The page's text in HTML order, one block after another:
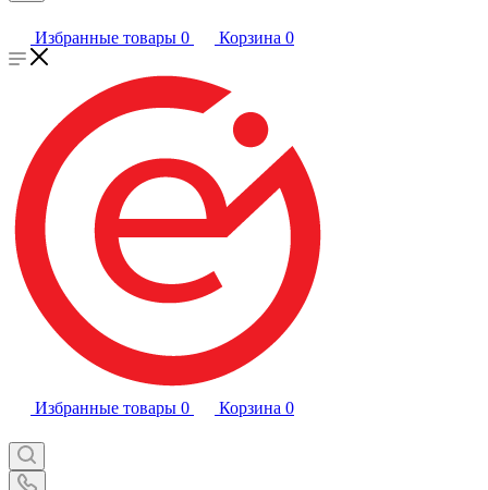
Избранные товары 0 Корзина 0
Избранные товары 0 Корзина 0